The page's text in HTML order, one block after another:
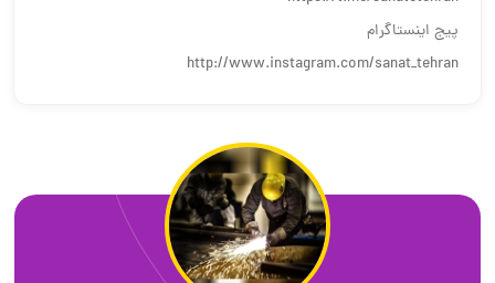
پیج اینستاگرام
http://www.instagram.com/sanat_tehran